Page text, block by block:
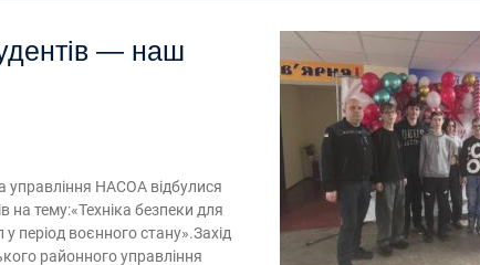
— наш
управління НАСОА відбулися
на тему:«Техніка безпеки для
у період воєнного стану».Захід
районного управління